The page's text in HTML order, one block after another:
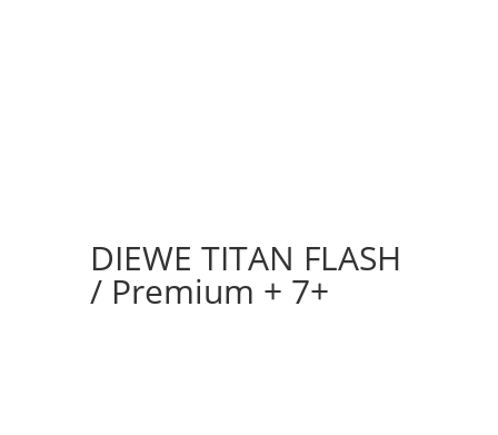
DIEWE TITAN FLASH
/ Premium + 7+